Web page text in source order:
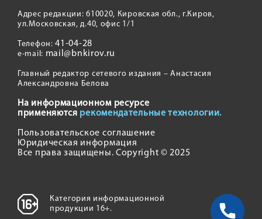
Адрес редакции: 610020, Кировская обл., г.Киров,
ул.Московская, д.40, офис 1/1
Телефон:41-04-28
e-mail: mail@bnkirov.ru
Главный редактор сетевого издания – Анастасия
Александровна Белова
На информационном ресурсе
применяются рекомендательные технологии.
Пользовательское соглашение
Юридическая информация
Все права защищены. Copyright © 2025
Категория информационной
продукции 16+.